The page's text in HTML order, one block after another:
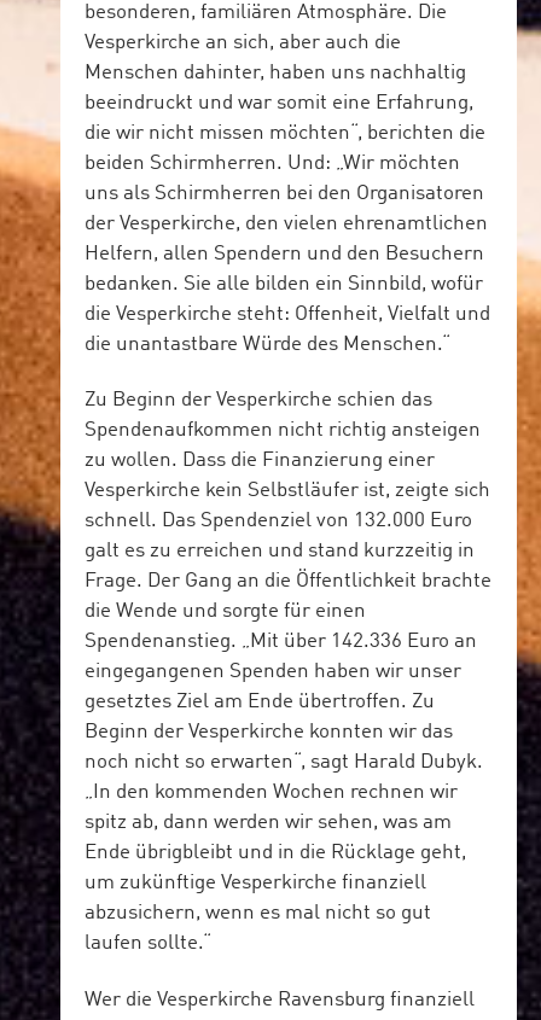
besonderen, familiären Atmosphäre. Die
Vesperkirche an sich, aber auch die
Menschen dahinter, haben uns nachhaltig
beeindruckt und war somit eine Erfahrung,
die wir nicht missen möchten“, berichten die
beiden Schirmherren. Und: „Wir möchten
uns als Schirmherren bei den Organisatoren
der Vesperkirche, den vielen ehrenamtlichen
Helfern, allen Spendern und den Besuchern
bedanken. Sie alle bilden ein Sinnbild, wofür
die Vesperkirche steht: Offenheit, Vielfalt und
die unantastbare Würde des Menschen.“
Zu Beginn der Vesperkirche schien das
Spendenaufkommen nicht richtig ansteigen
zu wollen. Dass die Finanzierung einer
Vesperkirche kein Selbstläufer ist, zeigte sich
schnell. Das Spendenziel von 132.000 Euro
galt es zu erreichen und stand kurzzeitig in
Frage. Der Gang an die Öffentlichkeit brachte
die Wende und sorgte für einen
Spendenanstieg. „Mit über 142.336 Euro an
eingegangenen Spenden haben wir unser
gesetztes Ziel am Ende übertroffen. Zu
Beginn der Vesperkirche konnten wir das
noch nicht so erwarten“, sagt Harald Dubyk.
„In den kommenden Wochen rechnen wir
spitz ab, dann werden wir sehen, was am
Ende übrigbleibt und in die Rücklage geht,
um zukünftige Vesperkirche finanziell
abzusichern, wenn es mal nicht so gut
laufen sollte.“
Wer die Vesperkirche Ravensburg finanziell